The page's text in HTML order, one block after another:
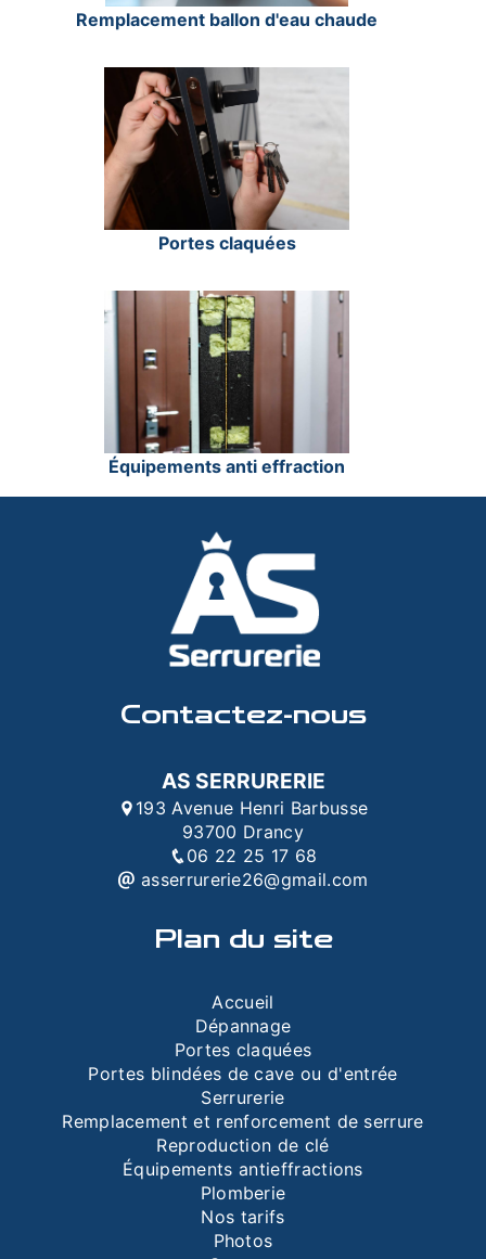
Remplacement ballon d'eau chaude
Portes claquées
Équipements anti effraction
Contactez-nous
AS SERRURERIE
193 Avenue Henri Barbusse
93700 Drancy
06 22 25 17 68
asserrurerie26@gmail.com
Plan du site
Accueil
Dépannage
Portes claquées
Portes blindées de cave ou d'entrée
Serrurerie
Remplacement et renforcement de serrure
Reproduction de clé
Équipements antieffractions
Plomberie
Nos tarifs
Photos